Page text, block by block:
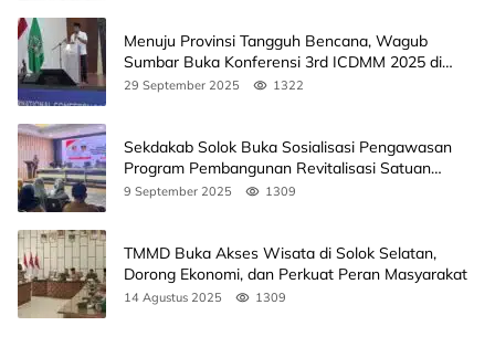
Menuju Provinsi Tangguh Bencana, Wagub
Sumbar Buka Konferensi 3rd ICDMM 2025 di
Unand
29 September 2025 1322
Sekdakab Solok Buka Sosialisasi Pengawasan
Program Pembangunan Revitalisasi Satuan
Pendidikan
9 September 2025 1309
TMMD Buka Akses Wisata di Solok Selatan,
Dorong Ekonomi, dan Perkuat Peran Masyarakat
14 Agustus 2025 1309